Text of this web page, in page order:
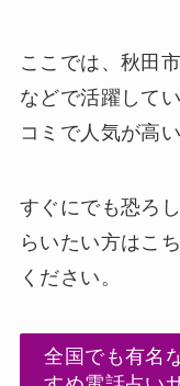
ここでは、 秋田
などで活躍して
コミで人気が高
すぐにでも恐ろ
らいたい方はこ
ください。
全国でも有名